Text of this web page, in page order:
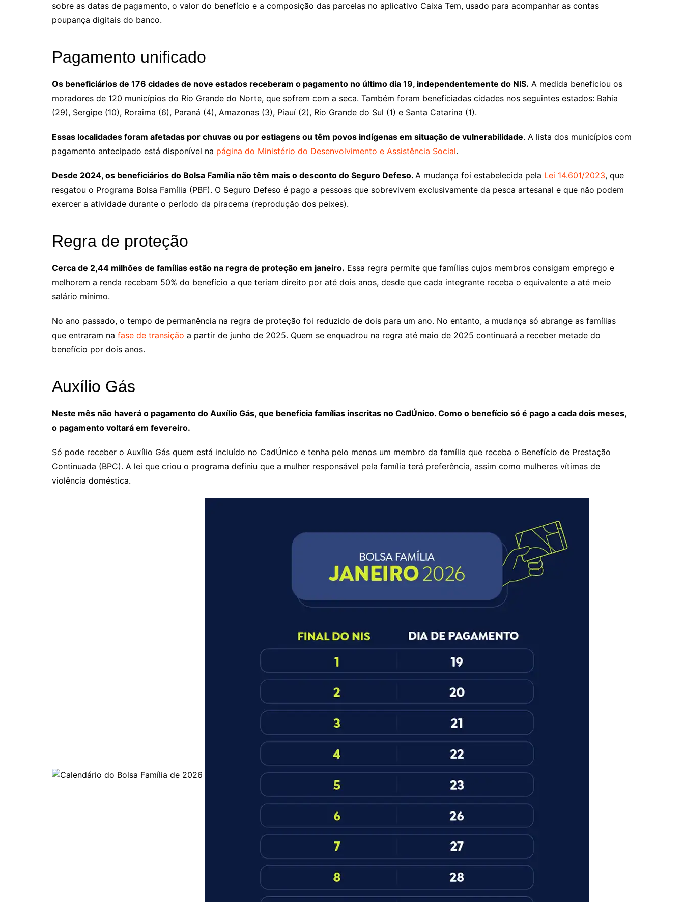
sobre as datas de pagamento, o valor do benefício e a composição das parcelas no aplicativo Caixa Tem, usado para acompanhar as contas
poupança digitais do banco.
Pagamento unificado
Os beneficiários de 176 cidades de nove estados receberam o pagamento no último dia 19, independentemente do NIS. A medida beneficiou os
moradores de 120 municípios do Rio Grande do Norte, que sofrem com a seca. Também foram beneficiadas cidades nos seguintes estados: Bahia
(29), Sergipe (10), Roraima (6), Paraná (4), Amazonas (3), Piauí (2), Rio Grande do Sul (1) e Santa Catarina (1).
Essas localidades foram afetadas por chuvas ou por estiagens ou têm povos indígenas em situação de vulnerabilidade. A lista dos municípios com
pagamento antecipado está disponível na página do Ministério do Desenvolvimento e Assistência Social.
Desde 2024, os beneficiários do Bolsa Família não têm mais o desconto do Seguro Defeso. A mudança foi estabelecida pela Lei 14.601/2023, que
resgatou o Programa Bolsa Família (PBF). O Seguro Defeso é pago a pessoas que sobrevivem exclusivamente da pesca artesanal e que não podem
exercer a atividade durante o período da piracema (reprodução dos peixes).
Regra de proteção
Cerca de 2,44 milhões de famílias estão na regra de proteção em janeiro. Essa regra permite que famílias cujos membros consigam emprego e
melhorem a renda recebam 50% do benefício a que teriam direito por até dois anos, desde que cada integrante receba o equivalente a até meio
salário mínimo.
No ano passado, o tempo de permanência na regra de proteção foi reduzido de dois para um ano. No entanto, a mudança só abrange as famílias
que entraram na fase de transição a partir de junho de 2025. Quem se enquadrou na regra até maio de 2025 continuará a receber metade do
benefício por dois anos.
Auxílio Gás
Neste mês não haverá o pagamento do Auxílio Gás, que beneficia famílias inscritas no CadÚnico. Como o benefício só é pago a cada dois meses,
o pagamento voltará em fevereiro.
Só pode receber o Auxílio Gás quem está incluído no CadÚnico e tenha pelo menos um membro da família que receba o Benefício de Prestação
Continuada (BPC). A lei que criou o programa definiu que a mulher responsável pela família terá preferência, assim como mulheres vítimas de
violência doméstica.